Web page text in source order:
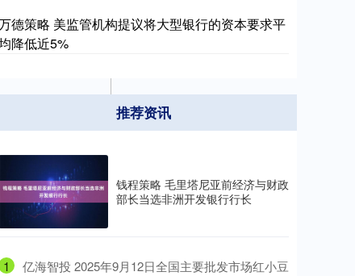
德策略 美监管机构提议将大型银行的资本要求平
降低近5%
推荐资讯
钱程策略 毛里塔尼亚前经济与财政
部长当选非洲开发银行行长
1
​亿海智投 2025年9月12日全国主要批发市场红小豆